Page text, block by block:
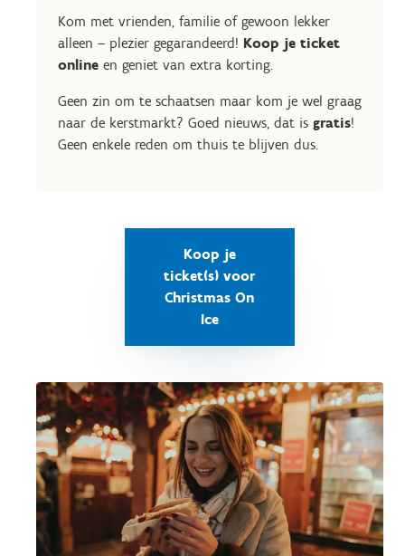
Kom met vrienden, familie of gewoon lekker
alleen – plezier gegarandeerd! Koop je ticket
online en geniet van extra korting.
Geen zin om te schaatsen maar kom je wel graag
naar de kerstmarkt? Goed nieuws, dat is gratis!
Geen enkele reden om thuis te blijven dus.
Koop je
ticket(s) voor
Christmas On
Ice